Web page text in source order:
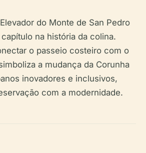
do Monte de San Pedro
na história da colina.
o passeio costeiro com o
a mudança da Corunha
inovadores e inclusivos,
com a modernidade.